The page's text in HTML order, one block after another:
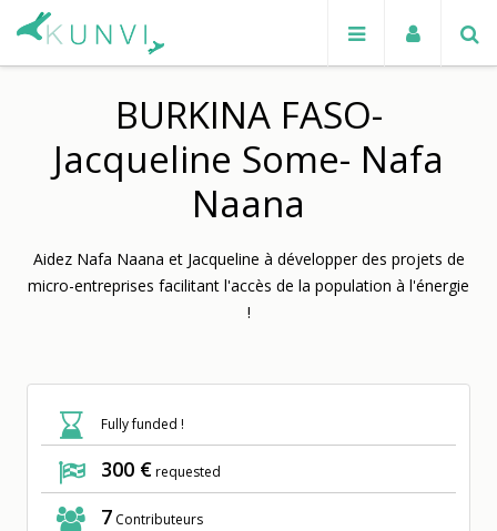
BURKINA FASO-
Jacqueline Some- Nafa
Naana
Aidez Nafa Naana et Jacqueline à développer des projets de
micro-entreprises facilitant l'accès de la population à l'énergie
!
Fully funded !
300 €requested
7 Contributeurs